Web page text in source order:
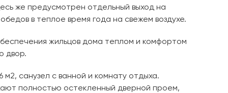
же предусмотрен отдельный выход на
в теплое время года на свежем воздухе.
жильцов дома теплом и комфортом
двор.
санузел с ванной и комнату отдыха.
полностью остекленный дверной проем,